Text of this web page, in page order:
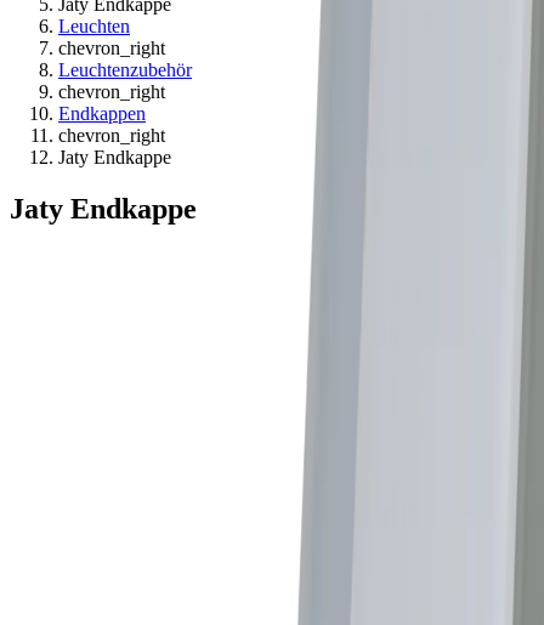
Leuchten
chevron_right
Leuchtenzubehör
chevron_right
Endkappen
chevron_right
Jaty Endkappe
Jaty Endkappe